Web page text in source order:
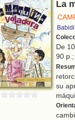
La
De
90
su